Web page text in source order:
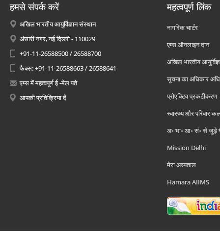
हमसे संपर्क करें
अखिल भारतीय आयुर्विज्ञान संस्थान
अंसारी नगर, नई दिल्ली - 110029
+91-11-26588500 / 26588700
फैक्स: +91-11-26588663 / 26588641
एम्स में महत्वपूर्ण ई -मेल पते
आपकी प्रतिक्रिया दें
महत्वपूर्ण लिंक
नागरिक चार्टर
एम्स ऑनलाइन दान
अखिल भारतीय
सूचना का अधिकार
प्रोएक्टिव प्रकटीकरण
स्वास्थ्य और परिवार
अ॰ भा॰ आ॰ सं॰ से जुड़े
Mission Delhi
मेरा अस्पताल
Hamara AIIMS